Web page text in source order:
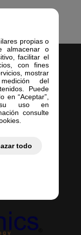
propias o
almacenar o
facilitar el
con fines
mostrar
del
Puede
en “Aceptar”,
su uso en
consulte
todo